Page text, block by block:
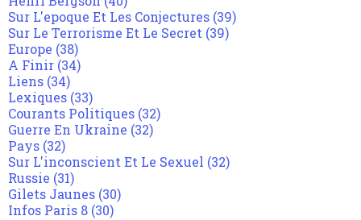
Sur L'epoque Et Les Conjectures (39)
Sur Le Terrorisme Et Le Secret (39)
Europe (38)
A Finir (34)
Liens (34)
Lexiques (33)
Courants Politiques (32)
Guerre En Ukraine (32)
Pays (32)
Sur L'inconscient Et Le Sexuel (32)
Russie (31)
Gilets Jaunes (30)
Infos Paris 8 (30)